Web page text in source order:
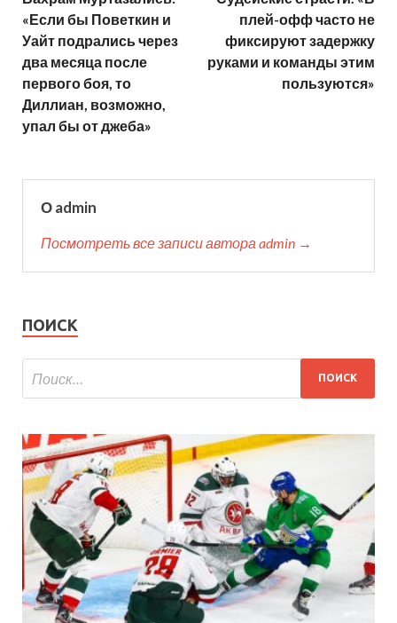
«Если бы Поветкин и
Уайт подрались через
два месяца после
первого боя, то
Диллиан, возможно,
упал бы от джеба»
плей-офф часто не
фиксируют задержку
руками и команды этим
пользуются»
О admin
Посмотреть все записи автора admin →
ПОИСК